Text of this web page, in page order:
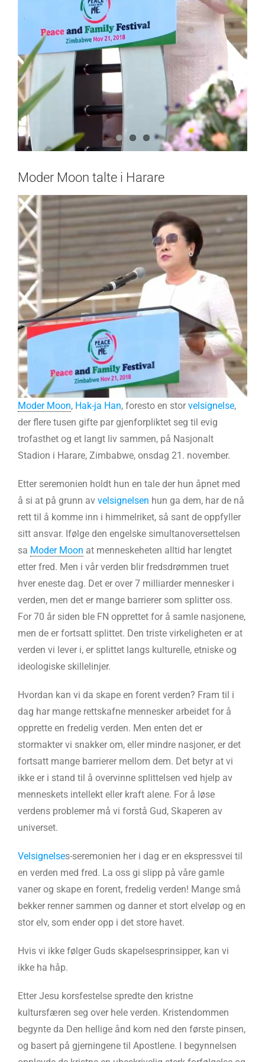
Moder Moon talte i Harare
Moder Moon, Hak-ja Han, foresto en storvelsignelse,
der flere tusen gifte par gjenforpliktet seg til evig
trofasthet og et langt liv sammen, på Nasjonalt
Stadion i Harare, Zimbabwe, onsdag 21. november.
Etter seremonien holdt hun en tale der hun åpnet med
å si at på grunn av velsignelsen hun ga dem, har de nå
rett til å komme inn i himmelriket, så sant de oppfyller
sitt ansvar. Ifølge den engelske simultanoversettelsen
sa Moder Moon at menneskeheten alltid har lengtet
etter fred. Men i vår verden blir fredsdrømmen truet
hver eneste dag. Det er over 7 milliarder mennesker i
verden, men det er mange barrierer som splitter oss.
For 70 år siden ble FN opprettet for å samle nasjonene,
men de er fortsatt splittet. Den triste virkeligheten er at
verden vi lever i, er splittet langs kulturelle, etniske og
ideologiske skillelinjer.
Hvordan kan vi da skape en forent verden? Fram til i
dag har mange rettskafne mennesker arbeidet for å
opprette en fredelig verden. Men enten det er
stormakter vi snakker om, eller mindre nasjoner, er det
fortsatt mange barrierer mellom dem. Det betyr at vi
ikke er i stand til å overvinne splittelsen ved hjelp av
menneskets intellekt eller kraft alene. For å løse
verdens problemer må vi forstå Gud, Skaperen av
universet.
Velsignelses-seremonien her i dag er en ekspressvei til
en verden med fred. La oss gi slipp på våre gamle
vaner og skape en forent, fredelig verden! Mange små
bekker renner sammen og danner et stort elveløp og en
stor elv, som ender opp i det store havet.
Hvis vi ikke følger Guds skapelsesprinsipper, kan vi
ikke ha håp.
Etter Jesu korsfestelse spredte den kristne
kultursfæren seg over hele verden. Kristendommen
begynte da Den hellige ånd kom ned den første pinsen,
og basert på gjerningene til Apostlene. I begynnelsen